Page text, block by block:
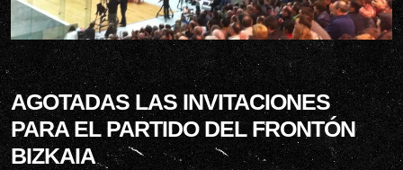
AGOTADAS LAS INVITACIONES
PARA EL PARTIDO DEL FRONTÓN
BIZKAIA